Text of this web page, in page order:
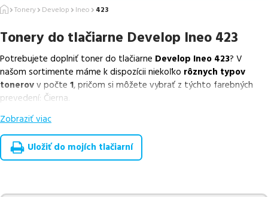
Tonery Develop Ineo 423
Tonery do tlačiarne Develop Ineo 423
Potrebujete doplniť toner do tlačiarne Develop Ineo 423? V
našom sortimente máme k dispozícii niekoľko rôznych typov
tonerovv počte 1, pričom si môžete vybrať z týchto farebných
prevedení: Čierna.
Z uvedeného množstva dostupných náplní
náplnev počte1ks.
Celá táto certifikovaná ponuka, spĺňajúca normy ISO 9001 a 14001,
Zobraziť viac
Uložiť do mojích tlačiarní